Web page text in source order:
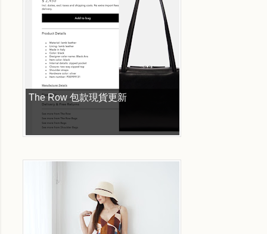
The Row 包款現貨更新